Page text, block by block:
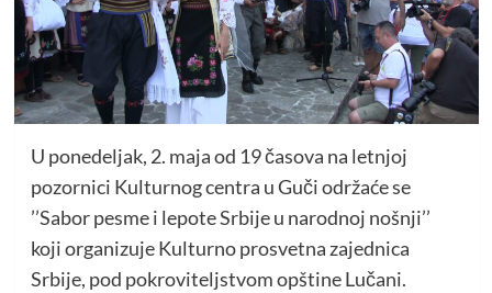
U ponedeljak, 2. maja od 19 časova na letnjoj
pozornici Kulturnog centra u Guči održaće se
’’Sabor pesme i lepote Srbije u narodnoj nošnji’’
koji organizuje Kulturno prosvetna zajednica
Srbije, pod pokroviteljstvom opštine Lučani.